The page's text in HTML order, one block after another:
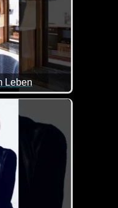
Leben
faszinierend.